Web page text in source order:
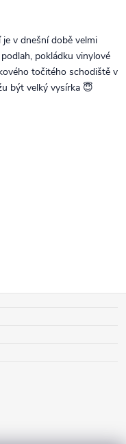
v dnešní době velmi
pokládku vinylové
točitého schodiště v
být velký vysírka 😇